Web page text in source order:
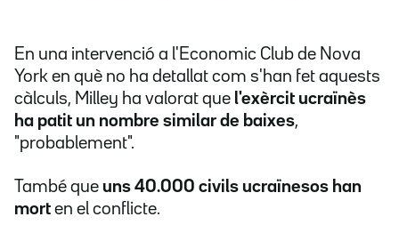
En una intervenció a l'Economic Club de Nova
York en què no ha detallat com s'han fet aquests
càlculs, Milley ha valorat que l'exèrcit ucraïnès
ha patit un nombre similar de baixes,
"probablement".
També que uns 40.000 civils ucraïnesos han
mort en el conflicte.